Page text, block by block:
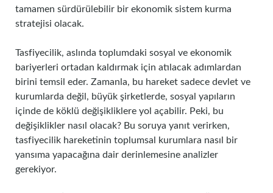
tamamen sürdürülebilir bir ekonomik sistem kurma
stratejisi olacak.
Tasfiyecilik, aslında toplumdaki sosyal ve ekonomik
bariyerleri ortadan kaldırmak için atılacak adımlardan
birini temsil eder. Zamanla, bu hareket sadece devlet ve
kurumlarda değil, büyük şirketlerde, sosyal yapıların
içinde de köklü değişikliklere yol açabilir. Peki, bu
değişiklikler nasıl olacak? Bu soruya yanıt verirken,
tasfiyecilik hareketinin toplumsal kurumlara nasıl bir
yansıma yapacağına dair derinlemesine analizler
gerekiyor.